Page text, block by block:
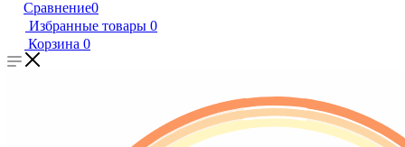
Сравнение0
Избранные товары 0
Корзина 0